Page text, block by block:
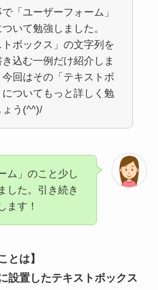
「ユーザーフォーム」
いて勉強しました。
トボックス」の文字列を
込む一例だけ紹介しま
今回はその「テキストボ
についてもっと詳しく勉
ょう(^^)/
ム」のこと少し
した。引き続き
ます！
と は 】
設置したテキストボックス